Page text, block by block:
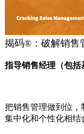
揭码®：破解销售
指导销售经理（包
把销售管理做到位，
集中化和个性化相结